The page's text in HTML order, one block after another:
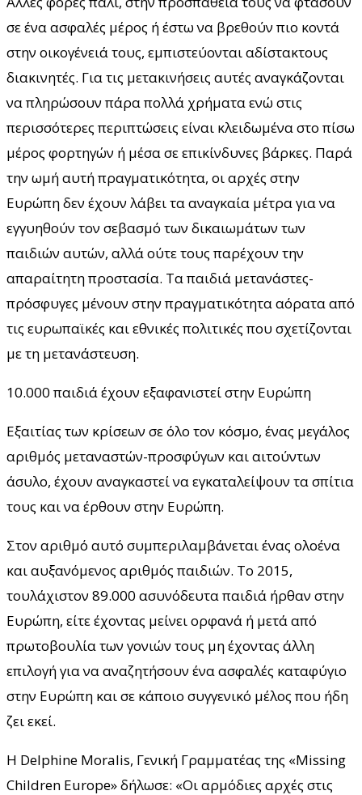
σε ένα ασφαλές μέρος ή έστω να βρεθούν πιο κοντά
στην οικογένειά τους, εμπιστεύονται αδίστακτους
διακινητές. Για τις μετακινήσεις αυτές αναγκάζονται
να πληρώσουν πάρα πολλά χρήματα ενώ στις
περισσότερες περιπτώσεις είναι κλειδωμένα στο πίσω
μέρος φορτηγών ή μέσα σε επικίνδυνες βάρκες. Παρά
την ωμή αυτή πραγματικότητα, οι αρχές στην
Ευρώπη δεν έχουν λάβει τα αναγκαία μέτρα για να
εγγυηθούν τον σεβασμό των δικαιωμάτων των
παιδιών αυτών, αλλά ούτε τους παρέχουν την
απαραίτητη προστασία. Τα παιδιά μετανάστες-
πρόσφυγες μένουν στην πραγματικότητα αόρατα από
τις ευρωπαϊκές και εθνικές πολιτικές που σχετίζονται
με τη μετανάστευση.
10.000 παιδιά έχουν εξαφανιστεί στην Ευρώπη
Εξαιτίας των κρίσεων σε όλο τον κόσμο, ένας μεγάλος
αριθμός μεταναστών-προσφύγων και αιτούντων
άσυλο, έχουν αναγκαστεί να εγκαταλείψουν τα σπίτια
τους και να έρθουν στην Ευρώπη.
Στον αριθμό αυτό συμπεριλαμβάνεται ένας ολοένα
και αυξανόμενος αριθμός παιδιών. Το 2015,
τουλάχιστον 89.000 ασυνόδευτα παιδιά ήρθαν στην
Ευρώπη, είτε έχοντας μείνει ορφανά ή μετά από
πρωτοβουλία των γονιών τους μη έχοντας άλλη
επιλογή για να αναζητήσουν ένα ασφαλές καταφύγιο
στην Ευρώπη και σε κάποιο συγγενικό μέλος που ήδη
ζει εκεί.
Η Delphine Moralis, Γενική Γραμματέας της «Missing
Children Europe» δήλωσε: «Οι αρμόδιες αρχές στις